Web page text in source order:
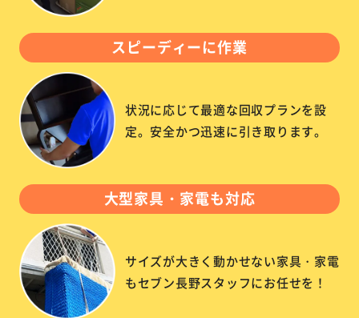
スピーディーに作業
状況に応じて最適な回収プランを設
定。安全かつ迅速に引き取ります。
大型家具・家電も対応
サイズが大きく動かせない家具・家電
もセブン長野スタッフにお任せを！